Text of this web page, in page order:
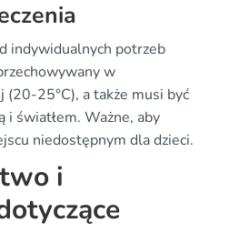
indywidualnych potrzeb
w
25°C), a także musi być
i światłem. Ważne, aby
niedostępnym dla dzieci.
i